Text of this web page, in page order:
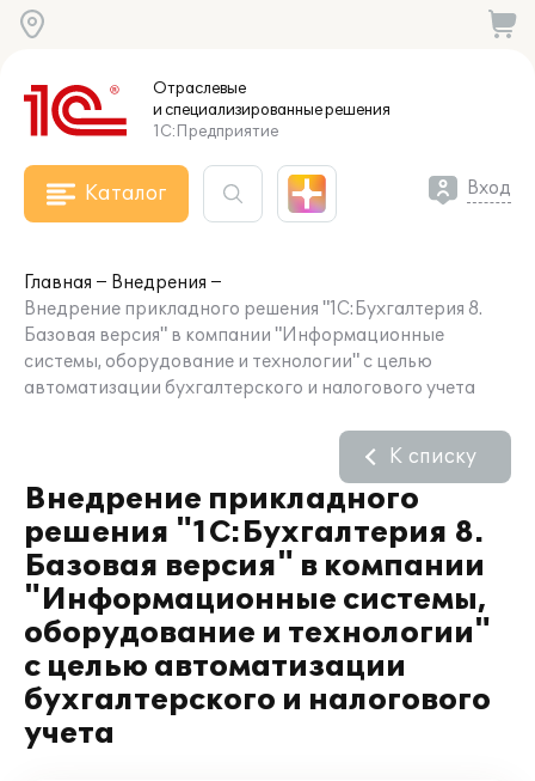
Отраслевые
и специализированныерешения
1С:Предприятие
Каталог Вход
Главная
Внедрения
Внедрение прикладного решения "1С:Бухгалтерия 8.
Базовая версия" в компании "Информационные
системы, оборудование и технологии" с целью
автоматизации бухгалтерского и налогового учета
Внедрение прикладного
решения "1С:Бухгалтерия 8.
Базовая версия" в компании
"Информационные системы,
оборудование и технологии"
с целью автоматизации
бухгалтерского и налогового
учета
К списку